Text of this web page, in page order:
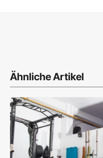
Ähnliche Artikel